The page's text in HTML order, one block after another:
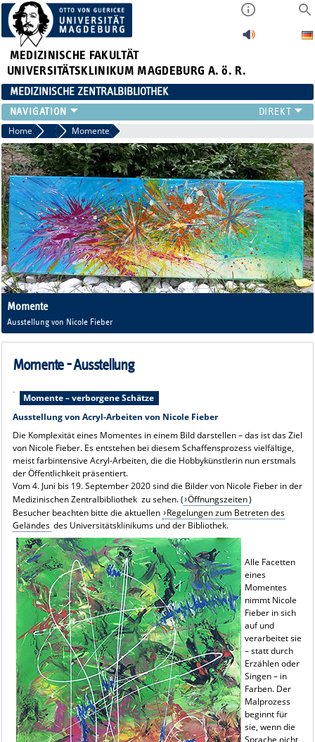
MEDIZINISCHE FAKULTÄT
UNIVERSITÄTSKLINIKUM MAGDEBURG A. ö. R.
MEDIZINISCHE ZENTRALBIBLIOTHEK
LITERATURSUCHE
SERVICE
INFORMATIONSKOMPETENZ
AKTUELLES
PUBLIZIEREN
NEU HIER?
SUCHE A-Z
Home 2020 Momente
Momente
verborgene Schätze
Ausstellung von Nicole Fieber
Momente - Ausstellung
-
Momente – verborgene Schätze
Ausstellung von Acryl-Arbeiten von Nicole Fieber
Die Komplexität eines Momentes in einem Bild darstellen – das ist das Ziel
von Nicole Fieber. Es entstehen bei diesem Schaffensprozess vielfältige,
meist farbintensive Acryl-Arbeiten, die die Hobbykünstlerin nun erstmals
der Öffentlichkeit präsentiert.
Vom 4. Juni bis 19. September 2020 sind die Bilder von Nicole Fieber in der
Medizinischen Zentralbibliothek zu sehen. ( Öffnungszeiten)
Besucher beachten bitte die aktuellen Regelungen zum Betreten des
Geländes des Universitätsklinikums und der Bibliothek.
Alle Facetten
eines
Momentes
nimmt Nicole
Fieber in sich
auf und
verarbeitet sie
– statt durch
Erzählen oder
Singen – in
Farben. Der
Malprozess
beginnt für
sie, wenn die
Sprache nicht